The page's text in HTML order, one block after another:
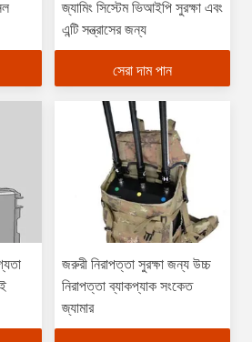
জ্যামিং সিস্টেম ভিআইপি সুরক্ষা এবং
এন্টি সন্ত্রাসের জন্য
সেরা দাম পান
জরুরী নিরাপত্তা সুরক্ষা জন্য উচ্চ
নিরাপত্তা ব্যাকপ্যাক সংকেত
জ্যামার